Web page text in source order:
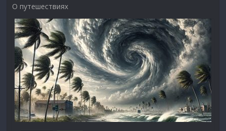
О путешествиях